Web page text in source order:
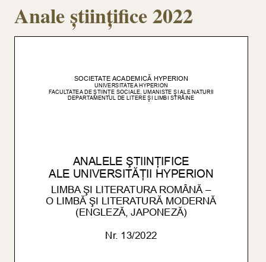
Anale științifice 2022